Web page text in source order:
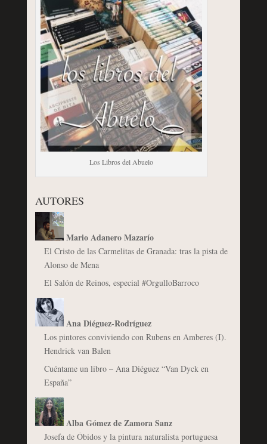
Los Libros del Abuelo
AUTORES
Mario Adanero Mazarío
El Cristo de las Carmelitas de Granada: tras la pista de
Alonso de Mena
El Salón de Reinos, especial #OrgulloBarroco
Ana Diéguez-Rodríguez
Los pintores conviviendo con Rubens en Amberes (I).
Hendrick van Balen
Cuéntame un libro – Ana Diéguez “Van Dyck en
España”
Alba Gómez de Zamora Sanz
Josefa de Óbidos y la pintura naturalista portuguesa